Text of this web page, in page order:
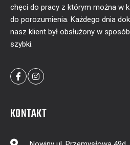
chęci do pracy z którym można w
do porozumienia. Każdego dnia
nasz klient był obsłużony w
szybki.
KONTAKT